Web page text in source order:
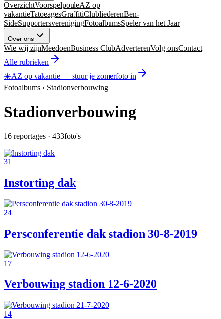
OverzichtVoorspelpouleAZ op
vakantieTatoeagesGraffitiClubliederenBen-
SideSupportersverenigingFotoalbumsSpeler van het Jaar
Over ons
Wie wij zijnMeedoenBusiness ClubAdverterenVolg onsContact
Alle rubrieken
☀️AZ op vakantie — stuur je zomerfoto in
Fotoalbums › Stadionverbouwing
Stadionverbouwing
16 reportages · 433foto's
31
Instorting dak
24
Persconferentie dak stadion 30-8-2019
17
Verbouwing stadion 12-6-2020
14